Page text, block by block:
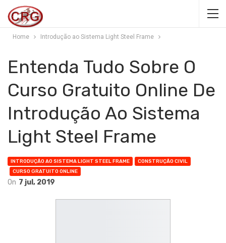
Home Introdução ao Sistema Light Steel Frame
Entenda Tudo Sobre O
Curso Gratuito Online De
Introdução Ao Sistema
Light Steel Frame
INTRODUÇÃO AO SISTEMA LIGHT STEEL FRAME
CONSTRUÇÃO CIVIL
CURSO GRATUITO ONLINE
On 7 jul, 2019